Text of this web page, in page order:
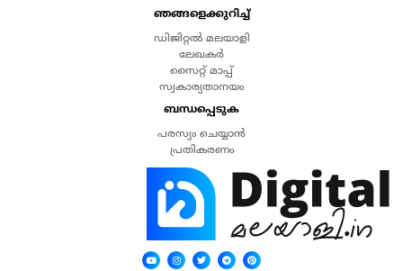
ഞങ്ങളെക്കുറിച്ച്
ഡിജിറ്റൽ മലയാളി
ലേഖകർ
സൈറ്റ് മാപ്പ്
സ്വകാര്യതാനയം
ബന്ധപ്പെടുക
പരസ്യം ചെയ്യാൻ
പ്രതികരണം